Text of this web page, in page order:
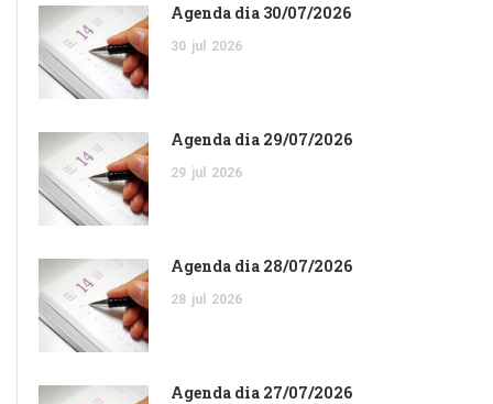
Agenda dia 30/07/2026
30 jul 2026
Agenda dia 29/07/2026
29 jul 2026
Agenda dia 28/07/2026
28 jul 2026
Agenda dia 27/07/2026